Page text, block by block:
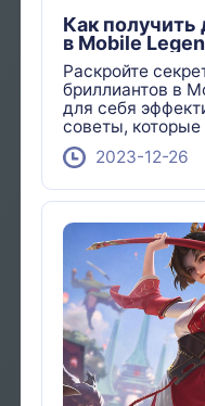
Как
в Mobile
Раскройте
бриллиантов в
для себя
советы,
опыт, не разоряя
2023-12-26